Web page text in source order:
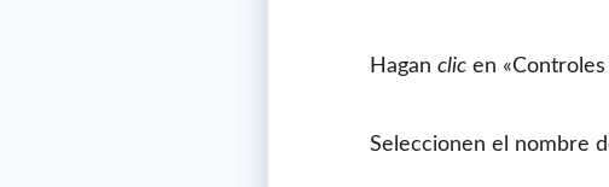
Hagan clic en
Seleccionen el nombre